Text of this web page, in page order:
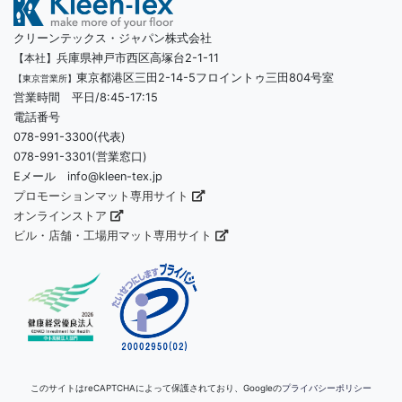
クリーンテックス・ジャパン株式会社
【本社】 兵庫県神戸市西区高塚台2-1-11
【東京営業所】 東京都港区三田2-14-5フロイントゥ三田804号室
営業時間 平日/8:45-17:15
電話番号
078-991-3300(代表)
078-991-3301(営業窓口)
Eメール info@kleen-tex.jp
プロモーションマット専用サイト
オンラインストア
ビル・店舗・工場用マット専用サイト
このサイトはreCAPTCHAによって保護されており、Googleのプライバシーポリシー